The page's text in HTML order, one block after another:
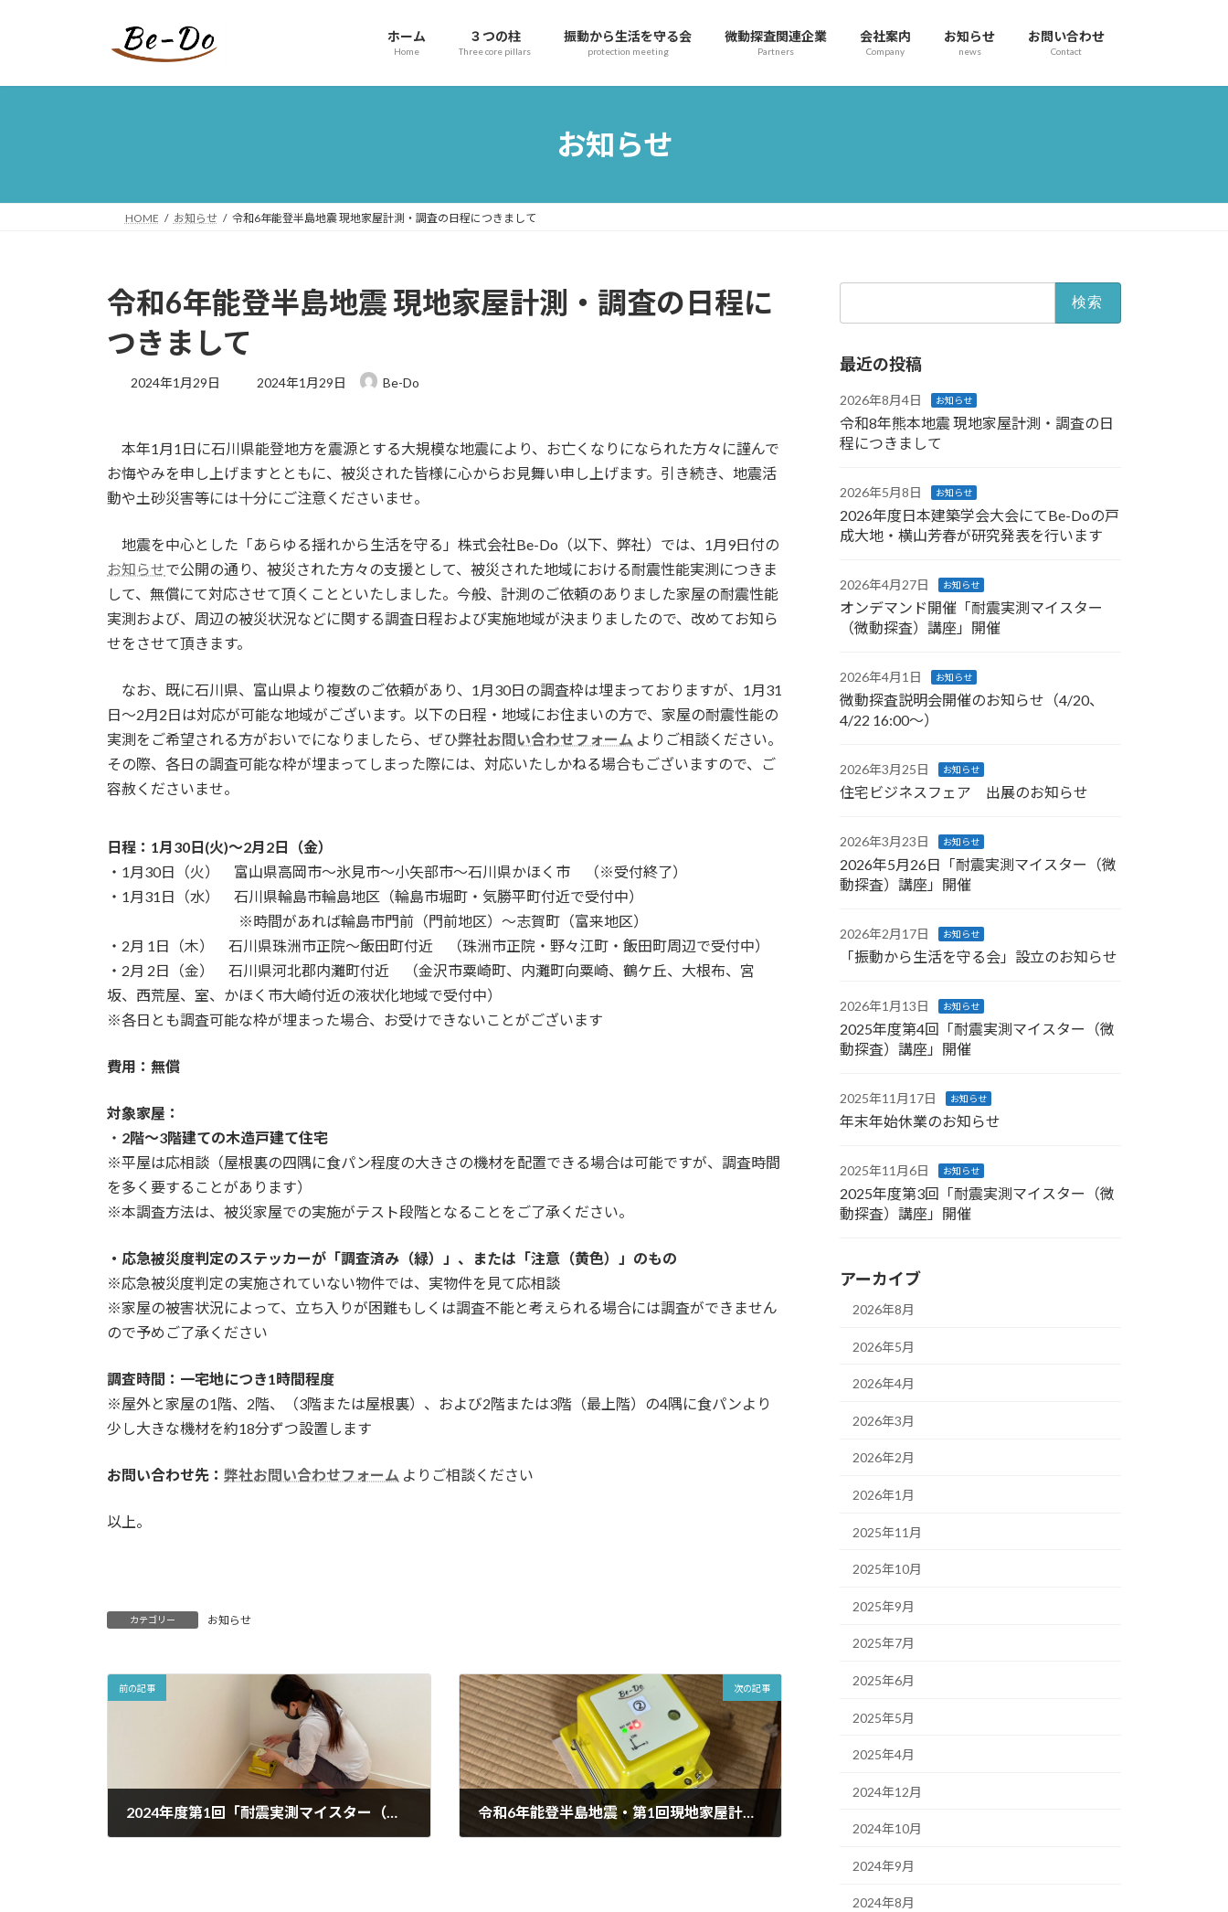
プ
動
ホーム
Home
３つの柱
Three core pillars
振動から生活を守る会
protection meeting
微動探査関連企業
Partners
会社案内
Company
お知らせ
news
お問い合わせ
Contact
お知らせ
HOME お知らせ 令和6年能登半島地震 現地家屋計測・調査の日程につきまして
令和6年能登半島地震 現地家屋計測・調査の日程に
つきまして
2024年1月29日
最
日
時
2024年1月29日 Be-Do
本年1月1日に石川県能登地方を震源とする大規模な地震により、お亡くなりになられた方々に謹んで
お悔やみを申し上げますとともに、被災された皆様に心からお見舞い申し上げます。引き続き、地震活
動や土砂災害等には十分にご注意くださいませ。
地震を中心とした「あらゆる揺れから生活を守る」株式会社Be-Do（以下、弊社）では、1月9日付の
お知らせで公開の通り、被災された方々の支援として、被災された地域における耐震性能実測につきま
して、無償にて対応させて頂くことといたしました。今般、計測のご依頼のありました家屋の耐震性能
実測および、周辺の被災状況などに関する調査日程および実施地域が決まりましたので、改めてお知ら
せをさせて頂きます。
なお、既に石川県、富山県より複数のご依頼があり、1月30日の調査枠は埋まっておりますが、1月31
日～2月2日は対応が可能な地域がございます。以下の日程・地域にお住まいの方で、家屋の耐震性能の
実測をご希望される方がおいでになりましたら、ぜひ弊社お問い合わせフォーム よりご相談ください。
その際、各日の調査可能な枠が埋まってしまった際には、対応いたしかねる場合もございますので、ご
容赦くださいませ。
日程：1月30日(火)～2月2日（金）
・1月30日（火） 富山県高岡市～氷見市～小矢部市～石川県かほく市 （※受付終了）
・1月31日（水） 石川県輪島市輪島地区（輪島市堀町・気勝平町付近で受付中）
※時間があれば輪島市門前（門前地区）～志賀町（富来地区）
・2月 1日（木） 石川県珠洲市正院～飯田町付近 （珠洲市正院・野々江町・飯田町周辺で受付中）
・2月 2日（金） 石川県河北郡内灘町付近 （金沢市粟崎町、内灘町向粟崎、鶴ケ丘、大根布、宮
坂、西荒屋、室、かほく市大崎付近の液状化地域で受付中）
※各日とも調査可能な枠が埋まった場合、お受けできないことがございます
費用：無償
対象家屋：
・ 2階～3階建ての木造戸建て住宅
※平屋は応相談（屋根裏の四隅に食パン程度の大きさの機材を配置できる場合は可能ですが、調査時間
を多く要することがあります）
※本調査方法は、被災家屋での実施がテスト段階となることをご了承ください。
・応急被災度判定のステッカーが「調査済み（緑）」、または「注意（黄色）」のもの
※応急被災度判定の実施されていない物件では、実物件を見て応相談
※家屋の被害状況によって、立ち入りが困難もしくは調査不能と考えられる場合には調査ができません
ので予めご了承ください
調査時間：一宅地につき1時間程度
※屋外と家屋の1階、2階、（3階または屋根裏）、および2階または3階（最上階）の4隅に食パンより
少し大きな機材を約18分ずつ設置します
お問い合わせ先： 弊社お問い合わせフォーム よりご相談ください
以上。
カテゴリー お知らせ
前の記事
2024年度第1回「耐震実測マイスター（微動探査）講座」開催
次の記事
令和6年能登半島地震・第1回現地家屋計測・調査を実施させて頂きました
最近の投稿
2026年8月4日 お知らせ
令和8年熊本地震 現地家屋計測・調査の日
程につきまして
2026年5月8日 お知らせ
2026年度日本建築学会大会にてBe-Doの戸
成大地・横山芳春が研究発表を行います
2026年4月27日 お知らせ
オンデマンド開催「耐震実測マイスター
（微動探査）講座」開催
2026年4月1日 お知らせ
微動探査説明会開催のお知らせ（4/20、
4/22 16:00～）
2026年3月25日 お知らせ
住宅ビジネスフェア 出展のお知らせ
2026年3月23日 お知らせ
2026年5月26日「耐震実測マイスター（微
動探査）講座」開催
2026年2月17日 お知らせ
「振動から生活を守る会」設立のお知らせ
2026年1月13日 お知らせ
2025年度第4回「耐震実測マイスター（微
動探査）講座」開催
2025年11月17日 お知らせ
年末年始休業のお知らせ
2025年11月6日 お知らせ
2025年度第3回「耐震実測マイスター（微
動探査）講座」開催
アーカイブ
2026年8月
2026年5月
2026年4月
2026年3月
2026年2月
2026年1月
2025年11月
2025年10月
2025年9月
2025年7月
2025年6月
2025年5月
2025年4月
2024年12月
2024年10月
2024年9月
2024年8月